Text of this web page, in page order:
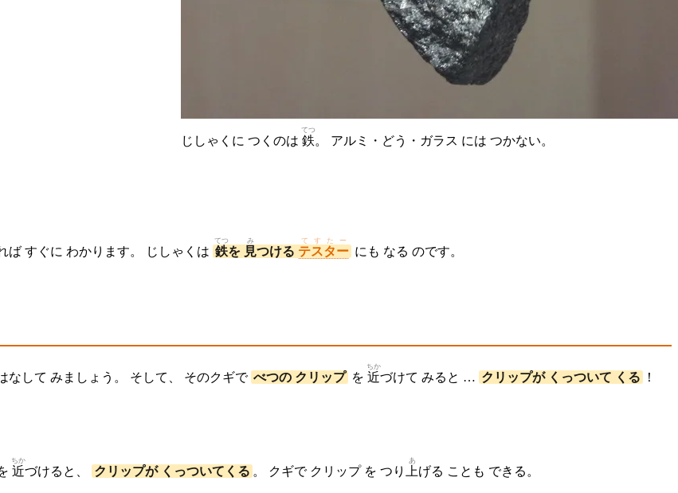
じしゃくに つくのは 鉄
てつ
。 アルミ・どう・ガラス には つかない。
ば すぐに わかります。 じしゃくは 鉄
てつ
を 見
み
つける テスター
てすたー
にも なる のです。
なして みましょう。 そして、 そのクギで べつの クリップ を 近
ちか
づけて みると … クリップが くっついて くる ！
近
ちか
づけると、 クリップが くっついてくる 。 クギで クリップ を つり 上
あ
げる ことも できる。